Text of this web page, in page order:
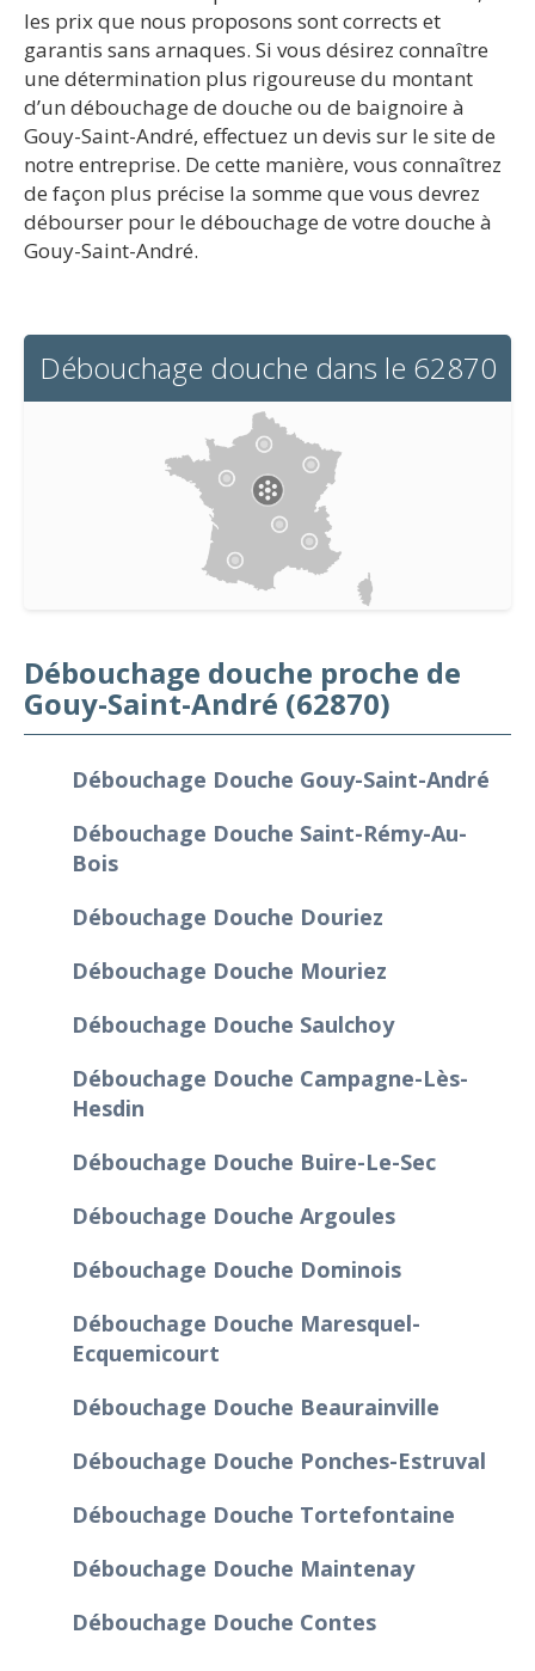
les prix que nous proposons sont corrects et
garantis sans arnaques. Si vous désirez connaître
une détermination plus rigoureuse du montant
d’un débouchage de douche ou de baignoire à
Gouy-Saint-André, effectuez un devis sur le site de
notre entreprise. De cette manière, vous connaîtrez
de façon plus précise la somme que vous devrez
débourser pour le débouchage de votre douche à
Gouy-Saint-André.
Débouchage douche dans le 62870
Débouchage douche proche de
Gouy-Saint-André (62870)
Débouchage Douche Gouy-Saint-André
Débouchage Douche Saint-Rémy-Au-
Bois
Débouchage Douche Douriez
Débouchage Douche Mouriez
Débouchage Douche Saulchoy
Débouchage Douche Campagne-Lès-
Hesdin
Débouchage Douche Buire-Le-Sec
Débouchage Douche Argoules
Débouchage Douche Dominois
Débouchage Douche Maresquel-
Ecquemicourt
Débouchage Douche Beaurainville
Débouchage Douche Ponches-Estruval
Débouchage Douche Tortefontaine
Débouchage Douche Maintenay
Débouchage Douche Contes